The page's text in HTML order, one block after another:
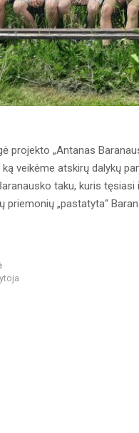
projekto „Antanas
veikėme atskirų dalykų
taku, kuris
priemonių „pastatyta“